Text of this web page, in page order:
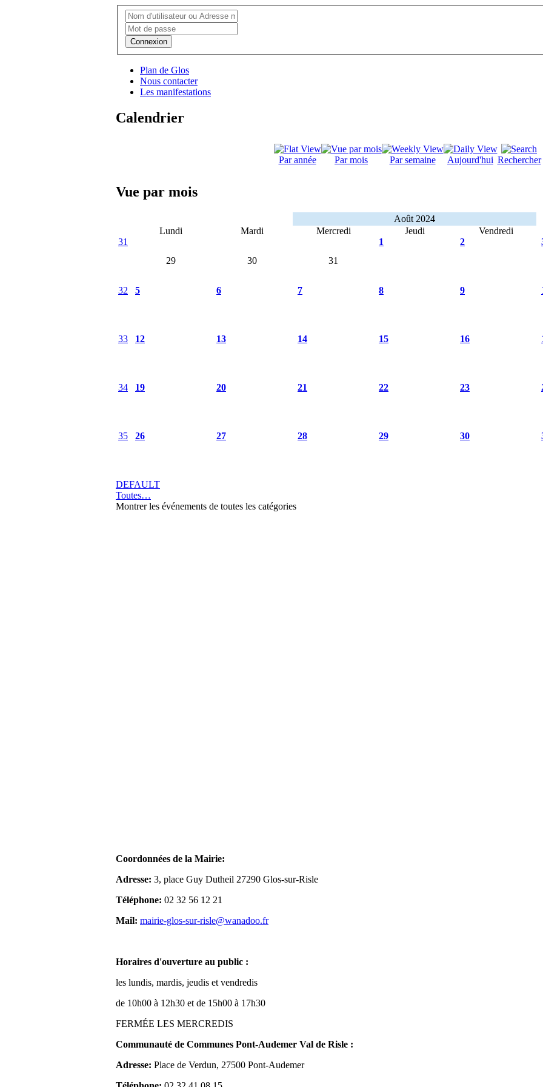
Connexion
Plan de Glos
Nous contacter
Les manifestations
Calendrier
Par année Par mois Par semaine Aujourd'hui Rechercher
Vue par mois
Août 2024
Lundi
Mardi Mercredi Jeudi Vendredi
31
29
30 31
1 2
32 5 6 7 8 9
33 12 13 14 15 16
34 19 20 21 22 23
35 26 27 28 29 30
DEFAULT
Toutes…
Montrer les événements de toutes les catégories
Coordonnées de la Mairie:
Adresse: 3, place Guy Dutheil 27290 Glos-sur-Risle
Téléphone: 02 32 56 12 21
Mail: mairie-glos-sur-risle@wanadoo.fr
Horaires d'ouverture au public :
les lundis, mardis, jeudis et vendredis
de 10h00 à 12h30 et de 15h00 à 17h30
FERMÉE LES MERCREDIS
Communauté de Communes Pont-Audemer Val de Risle :
Adresse: Place de Verdun, 27500 Pont-Audemer